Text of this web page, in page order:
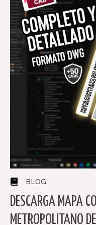
BLOG
DESCARGA MAPA
METROPOLITANO